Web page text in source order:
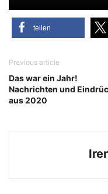
tei­len
Previous article
Das war ein Jahr!
Nachrichten und
aus 2020